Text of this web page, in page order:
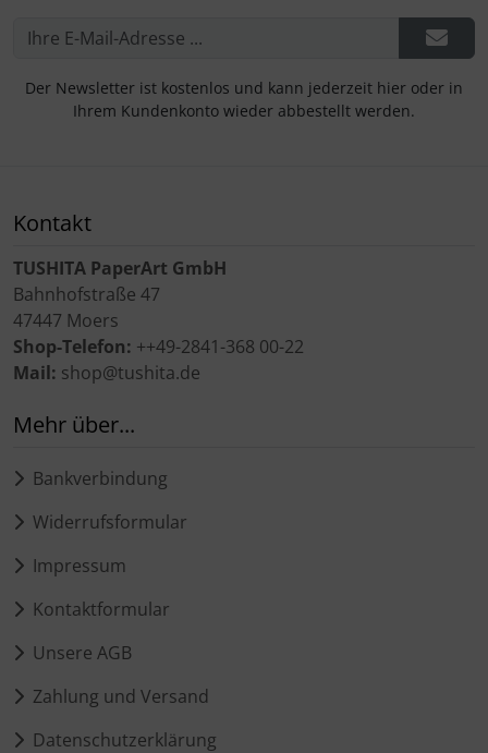
Der Newsletter ist kostenlos und kann jederzeit hier oder in
Ihrem Kundenkonto wieder abbestellt werden.
Kontakt
TUSHITA PaperArt GmbH
Bahnhofstraße 47
47447 Moers
Shop-Telefon: ++49-2841-368 00-22
Mail: shop@tushita.de
Mehr über...
Bankverbindung
Widerrufsformular
Impressum
Kontaktformular
Unsere AGB
Zahlung und Versand
Datenschutzerklärung